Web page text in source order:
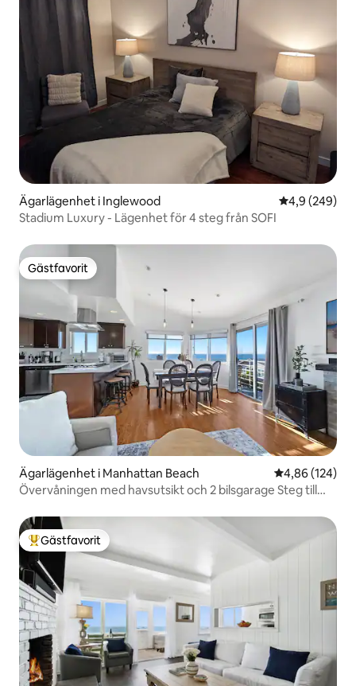
Ägarlägenhet i Inglewood 4,9 av 5 i
4,9 (249)
Stadium Luxury - Lägenhet för 4 steg från SOFI
Gästfavorit
Gästfavorit
Ägarlägenhet i Manhattan Beach 4,86 av 5 i
4,86 (124)
Övervåningen med havsutsikt och 2 bilsgarage Steg till
Populär gästfavorit
Gästfavorit